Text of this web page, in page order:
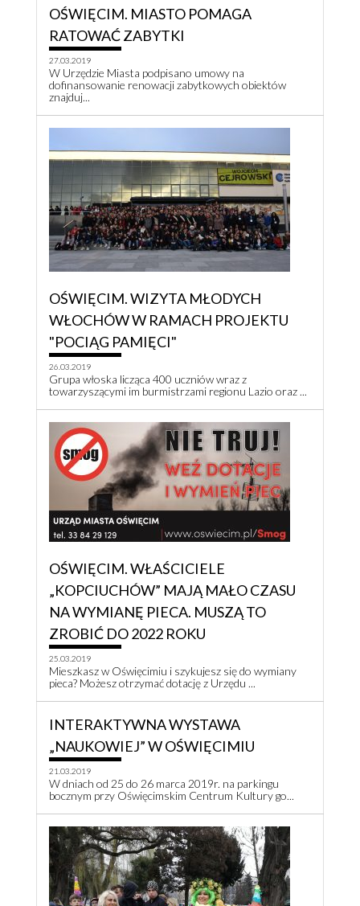
OŚWIĘCIM. MIASTO POMAGA
RATOWAĆ ZABYTKI
27.03.2019
W Urzędzie Miasta podpisano umowy na
dofinansowanie renowacji zabytkowych obiektów
znajduj...
OŚWIĘCIM. WIZYTA MŁODYCH
WŁOCHÓW W RAMACH PROJEKTU
"POCIĄG PAMIĘCI"
26.03.2019
Grupa włoska licząca 400 uczniów wraz z
towarzyszącymi im burmistrzami regionu Lazio oraz ...
OŚWIĘCIM. WŁAŚCICIELE
„KOPCIUCHÓW” MAJĄ MAŁO CZASU
NA WYMIANĘ PIECA. MUSZĄ TO
ZROBIĆ DO 2022 ROKU
25.03.2019
Mieszkasz w Oświęcimiu i szykujesz się do wymiany
pieca? Możesz otrzymać dotację z Urzędu ...
INTERAKTYWNA WYSTAWA
„NAUKOWIEJ” W OŚWIĘCIMIU
21.03.2019
W dniach od 25 do 26 marca 2019r. na parkingu
bocznym przy Oświęcimskim Centrum Kultury go...